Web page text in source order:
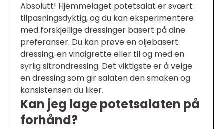
Absolutt! Hjemmelaget potetsalat er svært
tilpasningsdyktig, og du kan eksperimentere
med forskjellige dressinger basert på dine
preferanser. Du kan prøve en oljebasert
dressing, en vinaigrette eller til og med en
syrlig sitrondressing. Det viktigste er å velge
en dressing som gir salaten den smaken og
konsistensen du liker.
Kan jeg lage potetsalaten på
forhånd?